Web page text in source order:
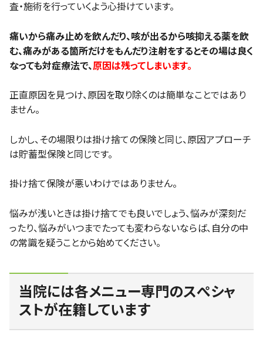
査・施術を行っていくよう心掛けています。
痛いから痛み止めを飲んだり、咳が出るから咳抑える薬を飲
む、痛みがある箇所だけをもんだり注射をするとその場は良く
なっても対症療法で、 原因は残ってしまいます。
正直原因を見つけ、原因を取り除くのは簡単なことではあり
ません。
しかし、その場限りは掛け捨ての保険と同じ、原因アプローチ
は貯蓄型保険と同じです。
掛け捨て保険が悪いわけではありません。
悩みが浅いときは掛け捨てでも良いでしょう、悩みが深刻だ
ったり、悩みがいつまでたっても変わらないならば、自分の中
の常識を疑うことから始めてください。
当院には各メニュー専門のスぺシャ
ストが在籍しています